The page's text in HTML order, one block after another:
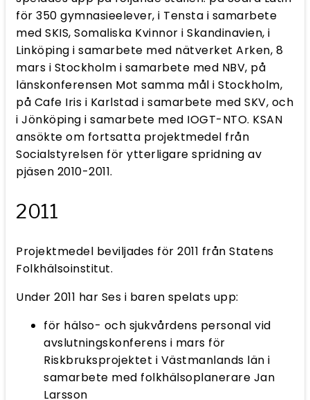
för 350 gymnasieelever, i Tensta i samarbete
med SKIS, Somaliska Kvinnor i Skandinavien, i
Linköping i samarbete med nätverket Arken, 8
mars i Stockholm i samarbete med NBV, på
länskonferensen Mot samma mål i Stockholm,
på Cafe Iris i Karlstad i samarbete med SKV, och
i Jönköping i samarbete med IOGT-NTO. KSAN
ansökte om fortsatta projektmedel från
Socialstyrelsen för ytterligare spridning av
pjäsen 2010-2011.
2011
Projektmedel beviljades för 2011 från Statens
Folkhälsoinstitut.
Under 2011 har Ses i baren spelats upp:
för hälso- och sjukvårdens personal vid
avslutningskonferens i mars för
Riskbruksprojektet i Västmanlands län i
samarbete med folkhälsoplanerare Jan
Larsson